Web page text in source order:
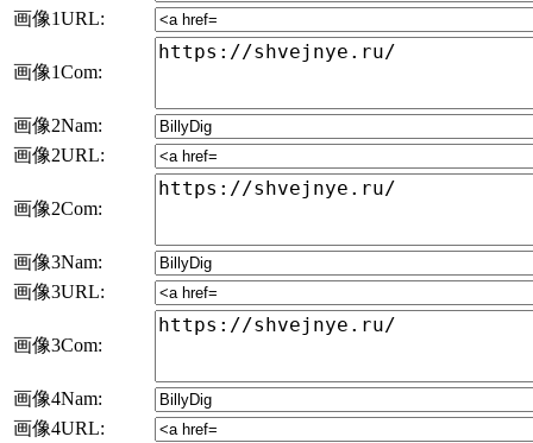
画像1URL:
画像1Com:
画像2Nam:
画像2URL:
画像2Com:
画像3Nam:
画像3URL:
画像3Com:
画像4Nam:
画像4URL: